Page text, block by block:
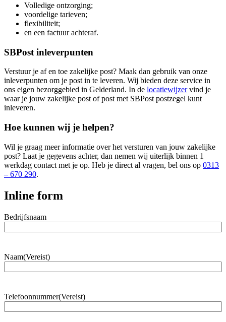
Volledige ontzorging;
voordelige tarieven;
flexibiliteit;
en een factuur achteraf.
SBPost inleverpunten
Verstuur je af en toe zakelijke post? Maak dan gebruik van onze
inleverpunten om je post in te leveren. Wij bieden deze service in
ons eigen bezorggebied in Gelderland. In de locatiewijzervind je
waar je jouw zakelijke post of post met SBPost postzegel kunt
inleveren.
Hoe kunnen wij je helpen?
Wil je graag meer informatie over het versturen van jouw zakelijke
post? Laat je gegevens achter, dan nemen wij uiterlijk binnen 1
werkdag contact met je op. Heb je direct al vragen, bel ons op 0313
– 670 290.
Inline form
Bedrijfsnaam
Naam(Vereist)
Telefoonnummer(Vereist)